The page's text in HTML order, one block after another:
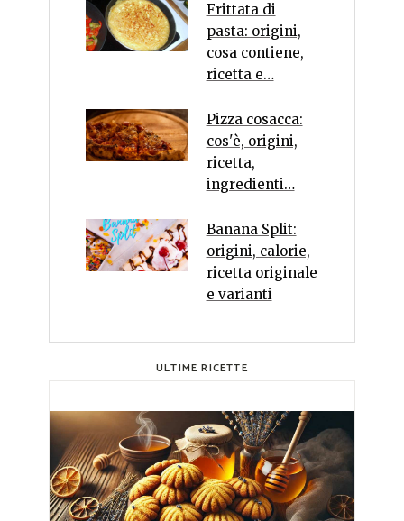
Frittata di
pasta: origini,
cosa contiene,
ricetta e…
Pizza cosacca:
cos'è, origini,
ricetta,
ingredienti…
Banana Split:
origini, calorie,
ricetta originale
e varianti
ULTIME RICETTE